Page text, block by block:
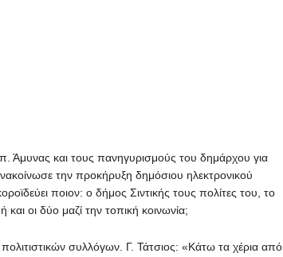
και τους πανηγυρισμούς του δημάρχου για
την προκήρυξη δημόσιου ηλεκτρονικού
ποιον: ο δήμος Σιντικής τους πολίτες του, το
οι δύο μαζί την τοπική κοινωνία;
συλλόγων. Γ. Τάτσιος: «Κάτω τα χέρια από